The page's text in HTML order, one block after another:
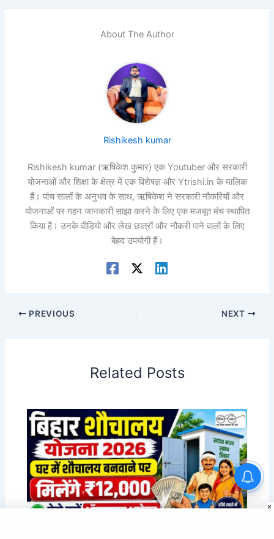
About The Author
Rishikesh kumar
Rishikesh kumar (ऋषिकेश कुमार) एक Youtuber और सरकारी
योजनाओं और शिक्षा के क्षेत्र में एक विशेषज्ञ और Ytrishi.in के मालिक
हैं। पांच सालों के अनुभव के साथ, ऋषिकेश ने सरकारी नौकरियों और
योजनाओं पर गहन जानकारी साझा करने के लिए एक मजबूत मंच स्थापित
किया है। उनके वीडियो और लेख छात्रों और नौकरी पाने वालों के लिए
बेहद उपयोगी हैं।
PREVIOUS NEXT
Related Posts